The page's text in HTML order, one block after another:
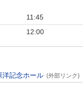
11:45
12:00
洋記念ホール (外部リンク)